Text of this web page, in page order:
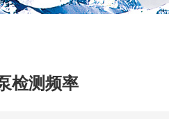
检测频率